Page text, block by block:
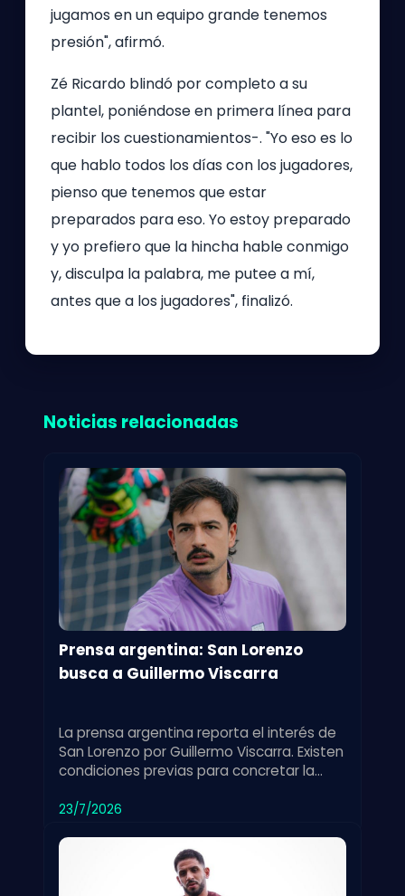
jugamos en un equipo grande tenemos
presión", afirmó.
Zé Ricardo blindó por completo a su
plantel, poniéndose en primera línea para
recibir los cuestionamientos-. "Yo eso es lo
que hablo todos los días con los jugadores,
pienso que tenemos que estar
preparados para eso. Yo estoy preparado
y yo prefiero que la hincha hable conmigo
y, disculpa la palabra, me putee a mí,
antes que a los jugadores", finalizó.
Noticias relacionadas
Prensa argentina: San Lorenzo
busca a Guillermo Viscarra
La prensa argentina reporta el interés de
San Lorenzo por Guillermo Viscarra. Existen
condiciones previas para concretar la
23/7/2026